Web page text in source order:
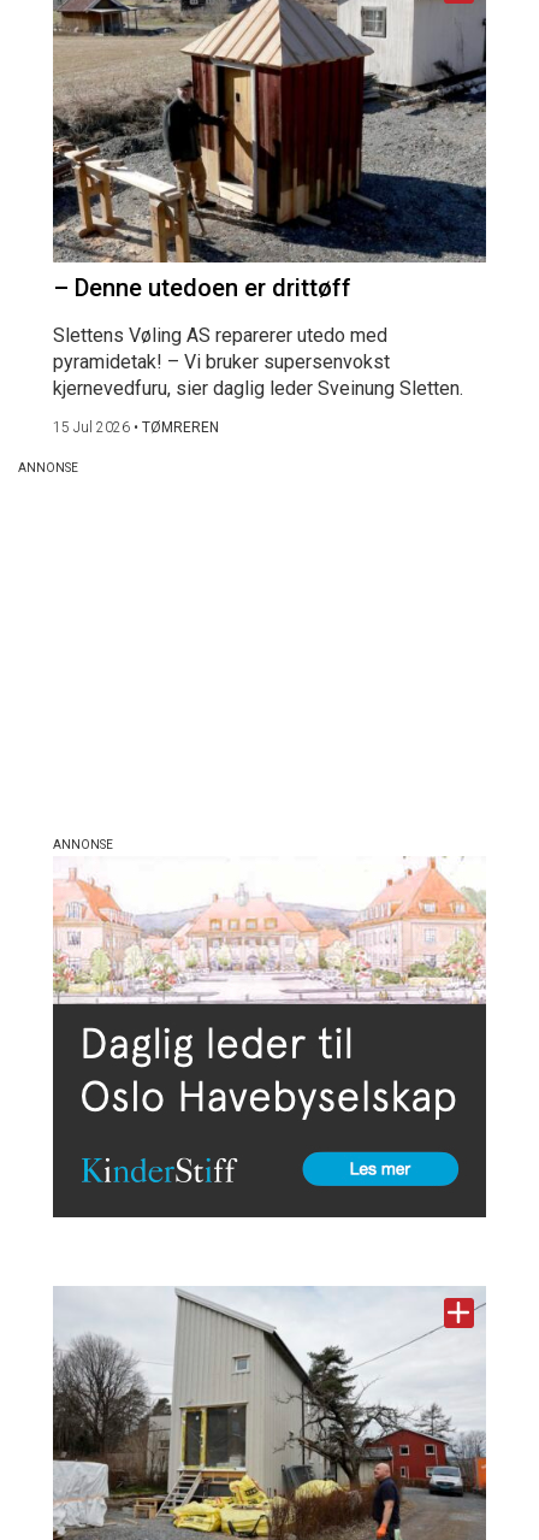
– Denne utedoen er drittøff
Slettens Vøling AS reparerer utedo med
pyramidetak! – Vi bruker supersenvokst
kjernevedfuru, sier daglig leder Sveinung Sletten.
15 Jul 2026 • TØMREREN